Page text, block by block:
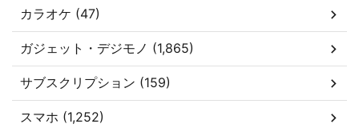
カラオケ (47)
ガジェット・デジモノ (1,865)
サブスクリプション (159)
スマホ (1,252)